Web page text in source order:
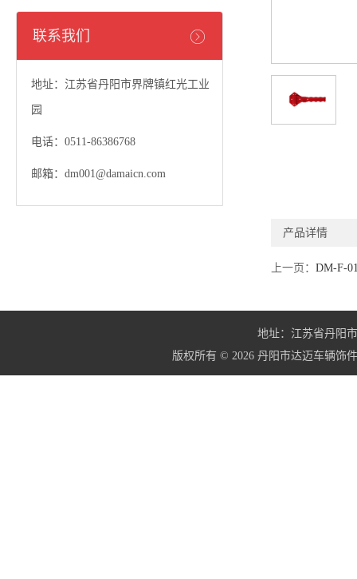
联系我们
地址：江苏省丹阳市界牌镇红光工业
园
电话：0511-86386768
邮箱：dm001@damaicn.com
产品详情
上一页： DM-F-
地址：江苏省丹阳
版权所有 © 2026 丹阳市达迈车辆饰